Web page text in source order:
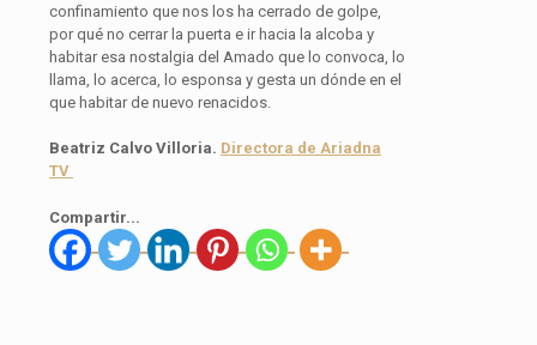
confinamiento que nos los ha cerrado de golpe,
por qué no cerrar la puerta e ir hacia la alcoba y
habitar esa nostalgia del Amado que lo convoca, lo
llama, lo acerca, lo esponsa y gesta un dónde en el
que habitar de nuevo renacidos.
Beatriz Calvo Villoria. Directora de Ariadna
TV
Compartir...